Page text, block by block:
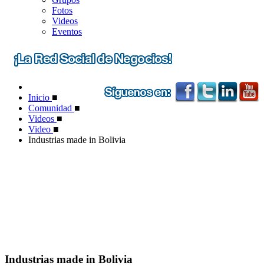
Fotos
Videos
Eventos
Inicio ■
Comunidad ■
Videos ■
Video ■
Industrias made in Bolivia
Industrias made in Bolivia